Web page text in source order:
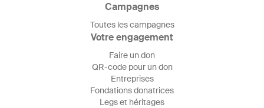
Campagnes
Toutes les campagnes
Votre engagement
Faire un don
QR-code pour un don
Entreprises
Fondations donatrices
Legs et héritages